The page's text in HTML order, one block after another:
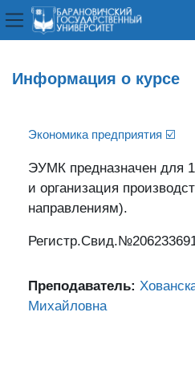
Боковая панель
Информация о курсе
Экономика предприятия ☑️
ЭУМК предназначен для
и организация
направлениям).
Преподаватель:
Михайловна